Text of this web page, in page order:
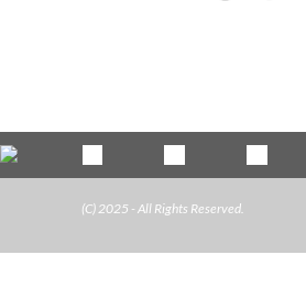
(C) 2025 - All Rights Reserved.